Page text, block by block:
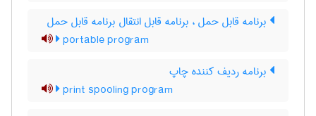
برنامه قابل حمل ، برنامه قابل انتقال برنامه قابل حمل
portable program
برنامه ردیف کننده چاپ
print spooling program